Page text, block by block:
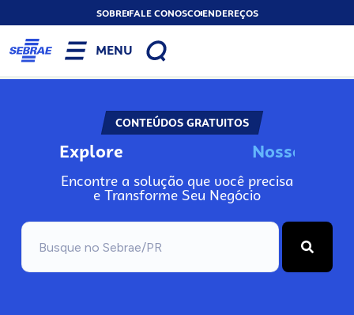
SOBREFALE CONOSCOENDEREÇOS
MENU
CONTEÚDOS GRATUITOS
Explore Nosso
Encontre a solução que você precisa
e Transforme Seu Negócio